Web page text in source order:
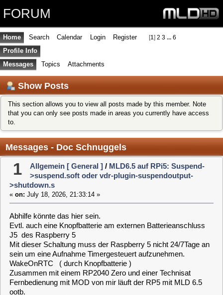
FORUM
Home Search
Profile Info
Messages
Topics
Show Posts
This section allows you to view all posts made by this member. Note
that you can only see posts made in areas you currently have access
to.
Messages - Doc Schnuggels
1 Allgemein [ General ]/MLD6.5 auf RPi5: Suspend-
>suspend.soft oder vdr-plugin-suspendoutput-
>shutdown.s
on: July 18, 2026, 21:33:14 »
Abhilfe könnte das hier sein.
Evtl. auch eine Knopfbatterie am externen Batterieanschluss
J5 des Raspberry 5
Mit dieser Schaltung muss der Raspberry 5 nicht 24/7Tage an
WakeOnRTC ( durch Knopfbatterie )
Zusammen mit einem RP2040 Zero und einer Technisat
Fernbedienung mit MOD von mir läuft der RP5 mit MLD 6.5
ootb.
Bei MLD 6.5 werden die Tastencodes der angelernten
Fernbedienung direkt auf dem Zero gespeichert.
Das gute daran ist der RP2040 Zero wird im WEB Interface
von MLD 6.5 erkannt und kann dort mit neuer Firmware
versehen werden wenn nötig.
Danach kann fast jede Fernbedienung nach Abfrage der